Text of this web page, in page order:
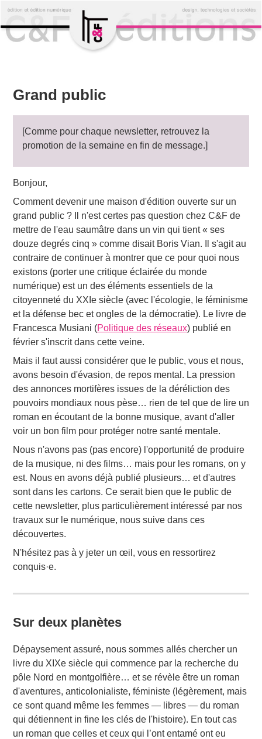
Grand public
[Comme pour chaque newsletter, retrouvez la
promotion de la semaine en fin de message.]
Bonjour,
Comment devenir une maison d'édition ouverte sur un
grand public ? Il n'est certes pas question chez C&F de
mettre de l'eau saumâtre dans un vin qui tient « ses
douze degrés cinq » comme disait Boris Vian. Il s'agit au
contraire de continuer à montrer que ce pour quoi nous
existons (porter une critique éclairée du monde
numérique) est un des éléments essentiels de la
citoyenneté du XXIe siècle (avec l'écologie, le féminisme
et la défense bec et ongles de la démocratie). Le livre de
Francesca Musiani (Politique des réseaux) publié en
février s'inscrit dans cette veine.
Mais il faut aussi considérer que le public, vous et nous,
avons besoin d'évasion, de repos mental. La pression
des annonces mortifères issues de la déréliction des
pouvoirs mondiaux nous pèse… rien de tel que de lire un
roman en écoutant de la bonne musique, avant d'aller
voir un bon film pour protéger notre santé mentale.
Nous n'avons pas (pas encore) l'opportunité de produire
de la musique, ni des films… mais pour les romans, on y
est. Nous en avons déjà publié plusieurs… et d'autres
sont dans les cartons. Ce serait bien que le public de
cette newsletter, plus particulièrement intéressé par nos
travaux sur le numérique, nous suive dans ces
découvertes.
N'hésitez pas à y jeter un œil, vous en ressortirez
conquis·e.
Sur deux planètes
Dépaysement assuré, nous sommes allés chercher un
livre du XIXe siècle qui commence par la recherche du
pôle Nord en montgolfière… et se révèle être un roman
d'aventures, anticolonialiste, féministe (légèrement, mais
ce sont quand même les femmes — libres — du roman
qui détiennent in fine les clés de l'histoire). En tout cas
un roman que celles et ceux qui l’ont entamé ont eu